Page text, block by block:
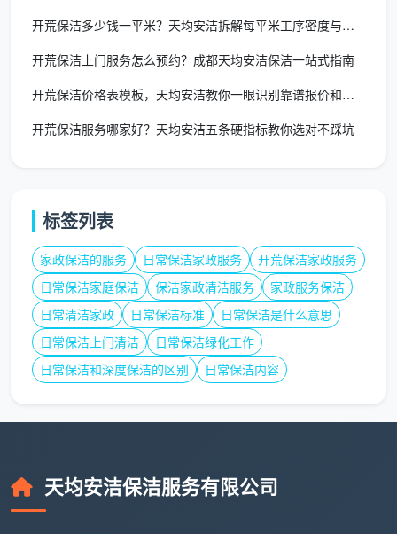
一些动手能力强的业主会想，既然知道开荒保洁是
账：
工具成本：一台工业级吸尘吸水机、玻璃刮套装、各
类铲刀和专用除胶剂，购买花费至少800-1500元，
6小时才能彻底完工，一个人操作往往要耗时两三
天，且腰肌劳损风险极高。
风险成本：这是最容易被忽略的。非专业人士不知道
大理石不能用酸性清洁剂、烤漆面板不可用百洁布擦
拭，一旦误操作导致材质腐蚀或划伤，修复费动辄上
千。
训，配备对应中性、碱性、溶剂型清洁剂并明确分区使
如何选择靠谱的开荒保洁服务？天均安洁
的3个建议
开荒保洁多少钱一平米？天均安洁拆解每平米工序密度与真实报价
开荒保洁上门服务怎么预约？成都天均安洁保洁一站式指南
开荒保洁价格表模板，天均安洁教你一眼识别靠谱报价和隐形陷阱
开荒保洁服务哪家好？天均安洁五条硬指标教你选对不踩坑
标签列表
家政保洁的服务 日常保洁家政服务
开荒保洁家政服务
日常保洁家庭保洁
保洁家政清洁服务
家政服务保洁
日常清洁家政
日常保洁标准
日常保洁是什么意思
日常保洁上门清洁
日常保洁绿化工作
日常保洁和深度保洁的区别
日常保洁内容
天均安洁保洁服务有限公司